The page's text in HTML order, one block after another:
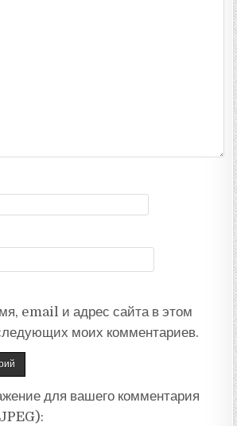
email и адрес сайта в этом
моих комментариев.
для вашего комментария